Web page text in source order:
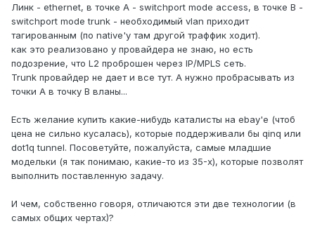
Линк - ethernet, в точке A - switchport mode access, в точке B -
switchport mode trunk - необходимый vlan приходит
тагированным (по native'у там другой траффик ходит).
как это реализовано у провайдера не знаю, но есть
подозрение, что L2 проброшен через IP/MPLS сеть.
Trunk провайдер не дает и все тут. А нужно пробрасывать из
точки A в точку B вланы...
Есть желание купить какие-нибудь каталисты на ebay'е (чтоб
цена не сильно кусалась), которые поддерживали бы qinq или
dot1q tunnel. Посоветуйте, пожалуйста, самые младшие
модельки (я так понимаю, какие-то из 35-х), которые позволят
выполнить поставленную задачу.
И чем, собственно говоря, отличаются эти две технологии (в
самых общих чертах)?